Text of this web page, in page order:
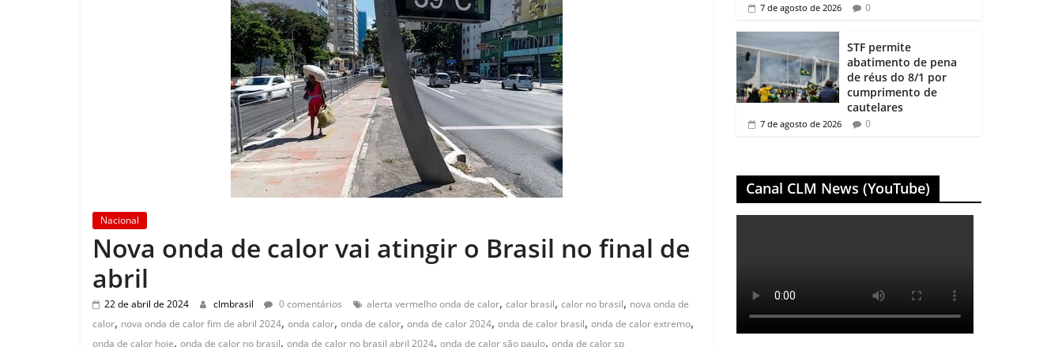
Nacional
Nova onda de calor vai atingir o Brasil no final de
abril
22 de abril de 2024 clmbrasil 0 comentários alerta vermelho onda de calor, calor brasil, calor no brasil, nova onda de
calor, nova onda de calor fim de abril 2024, onda calor, onda de calor, onda de calor 2024, onda de calor brasil, onda de calor extremo,
onda de calor hoje, onda de calor no brasil, onda de calor no brasil abril 2024, onda de calor são paulo, onda de calor sp
7 de agosto de 2026 0
STF permite
abatimento de pena
de réus do 8/1 por
cumprimento de
cautelares
7 de agosto de 2026 0
Canal CLM News (YouTube)